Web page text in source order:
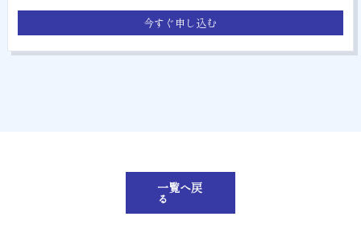
今すぐ申し込む
一覧へ戻
る